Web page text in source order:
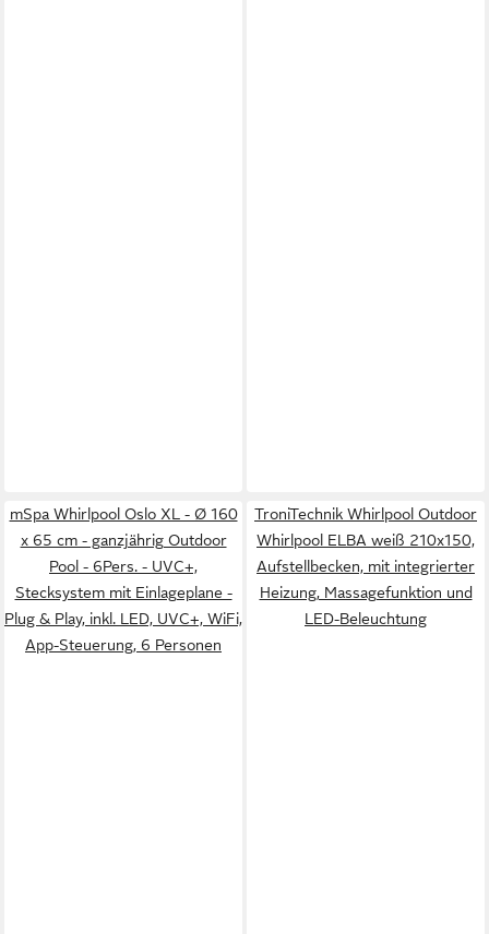
mSpa Whirlpool Oslo XL - Ø 160
x 65 cm - ganzjährig Outdoor
Pool - 6Pers. - UVC+,
Stecksystem mit Einlageplane -
Plug & Play, inkl. LED, UVC+, WiFi,
App-Steuerung, 6 Personen
TroniTechnik Whirlpool Outdoor
Whirlpool ELBA weiß 210x150,
Aufstellbecken, mit integrierter
Heizung, Massagefunktion und
LED-Beleuchtung